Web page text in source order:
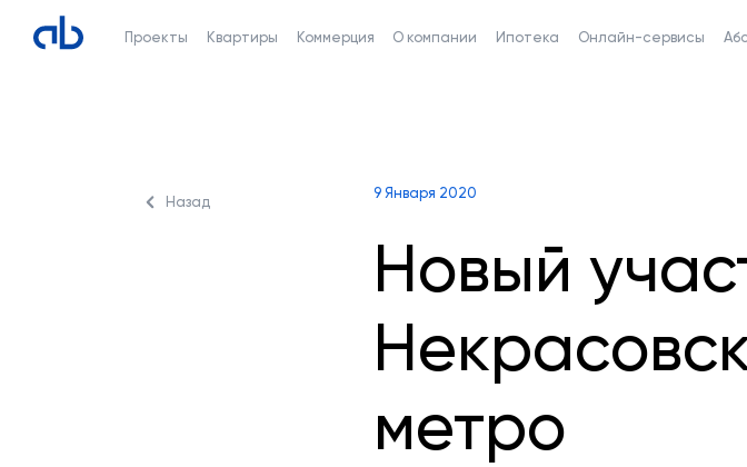
Проекты Квартиры Коммерция О компании Ипотека Онлайн-сервисы
Назад 9 Января 2020
Новый
метро